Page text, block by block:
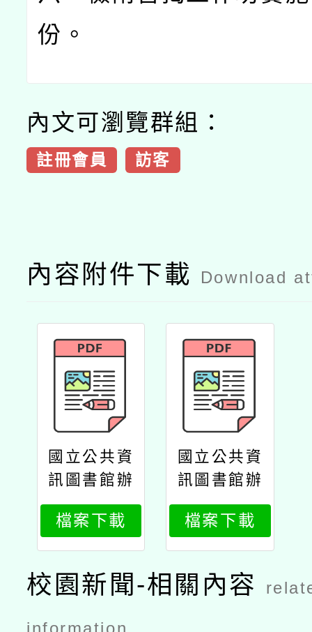
份。
內文可瀏覽群組：
註冊會員 訪客
內容附件下載 Download
國立公共資
訊圖書館辦
理114年
「從紙本閱
讀到數位閱
讀的教室實
施方案工作
坊」
檔案下載
國立公共資
訊圖書館辦
理114年
「從紙本閱
讀到數位閱
讀的教室實
施方案工作
檔案下載
校園新聞-相關內容